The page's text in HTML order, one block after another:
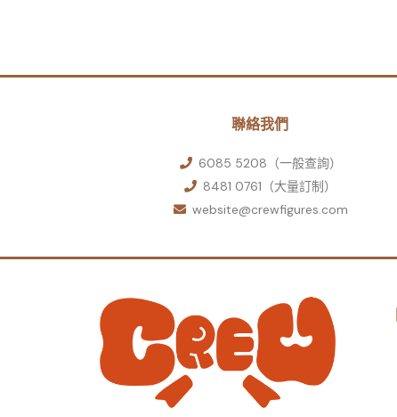
聯絡我們
6085 5208（一般查詢）
8481 0761（大量訂制）
website@crewfigures.com